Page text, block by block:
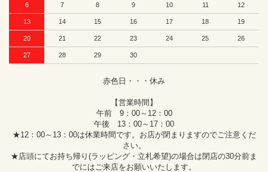
6 7 8 9 10 11 12
13 14 15 16 17 18 19
20 21 22 23 24 25 26
27 28 29 30
赤色日・・・休み
【営業時間】
午前 9：00～12：00
午後 13：00～17：00
★12：00～13：00は休業時間です。お店が閉まりますのでご注意くだ
さい。
★店頭にてお持ち帰り(ラッピング・立札希望)の場合は閉店の30分前ま
でにはご来店をお願いいたします。